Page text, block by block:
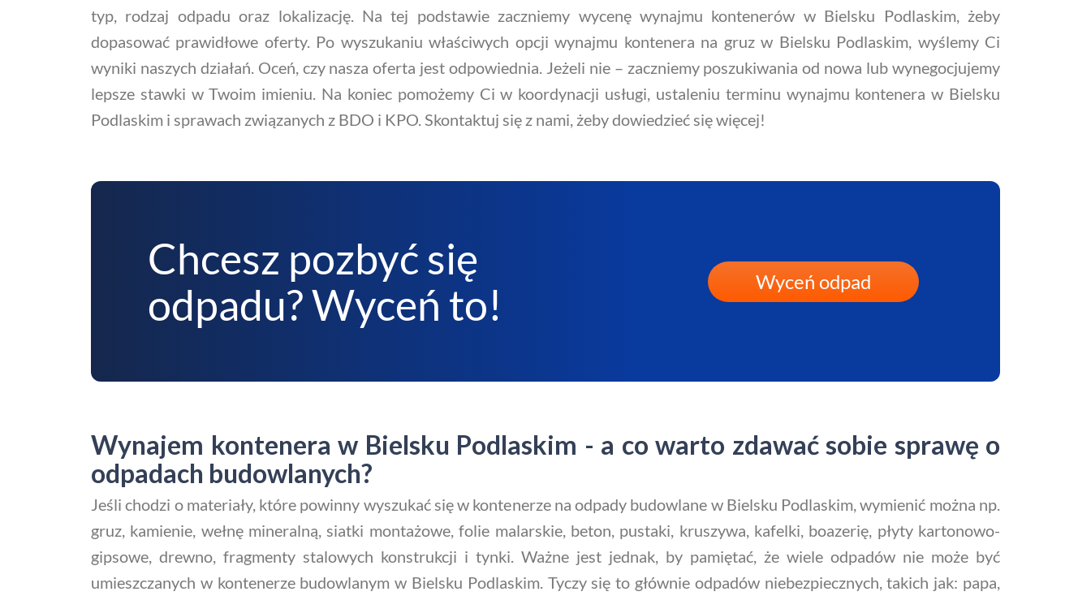
typ, rodzaj odpadu oraz lokalizację. Na tej podstawie zaczniemy wycenę wynajmu kontenerów w Bielsku Podlaskim, żeby
dopasować prawidłowe oferty. Po wyszukaniu właściwych opcji wynajmu kontenera na gruz w Bielsku Podlaskim, wyślemy Ci
wyniki naszych działań. Oceń, czy nasza oferta jest odpowiednia. Jeżeli nie – zaczniemy poszukiwania od nowa lub wynegocjujemy
lepsze stawki w Twoim imieniu. Na koniec pomożemy Ci w koordynacji usługi, ustaleniu terminu wynajmu kontenera w Bielsku
Podlaskim i sprawach związanych z BDO i KPO. Skontaktuj się z nami, żeby dowiedzieć się więcej!
Chcesz pozbyć się
odpadu? Wyceń to!
Wyceń odpad
Wynajem kontenera w Bielsku Podlaskim - a co warto zdawać sobie sprawę o
odpadach budowlanych?
Jeśli chodzi o materiały, które powinny wyszukać się w kontenerze na odpady budowlane w Bielsku Podlaskim, wymienić można np.
gruz, kamienie, wełnę mineralną, siatki montażowe, folie malarskie, beton, pustaki, kruszywa, kafelki, boazerię, płyty kartonowo-
gipsowe, drewno, fragmenty stalowych konstrukcji i tynki. Ważne jest jednak, by pamiętać, że wiele odpadów nie może być
umieszczanych w kontenerze budowlanym w Bielsku Podlaskim. Tyczy się to głównie odpadów niebezpiecznych, takich jak: papa,